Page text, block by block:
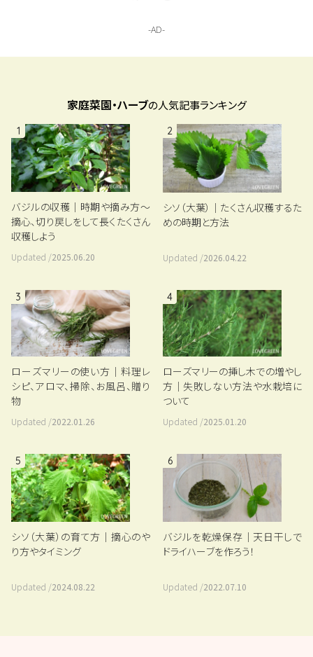
家庭菜園・ハーブの人気記事ランキング
1
バジルの収穫｜時期や摘み方～
摘心、切り戻しをして長くたくさん
収穫しよう
Updated /2025.06.20
2
シソ（大葉）｜たくさん収穫するた
めの時期と方法
Updated /2026.04.22
3
ローズマリーの使い方｜料理レ
シピ、アロマ、掃除、お風呂、贈り
物
Updated /2022.01.26
4
ローズマリーの挿し木での増やし
方｜失敗しない方法や水栽培に
ついて
Updated /2025.01.20
5
シソ（大葉）の育て方｜摘心のや
り方やタイミング
Updated /2024.08.22
6
バジルを乾燥保存｜天日干しで
ドライハーブを作ろう！
Updated /2022.07.10